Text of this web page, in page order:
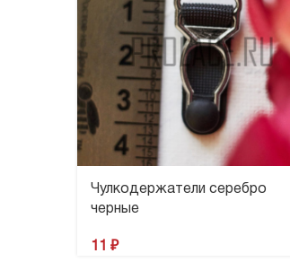
Чулкодержатели серебро
черные
11 ₽